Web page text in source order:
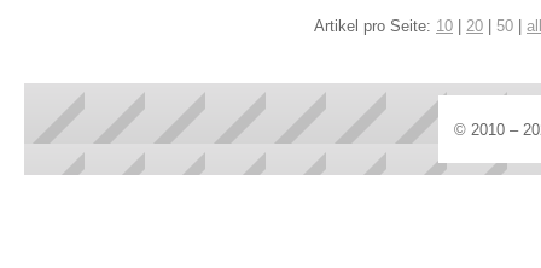
Artikel pro Seite: 10 20 50 all
© 2010 –